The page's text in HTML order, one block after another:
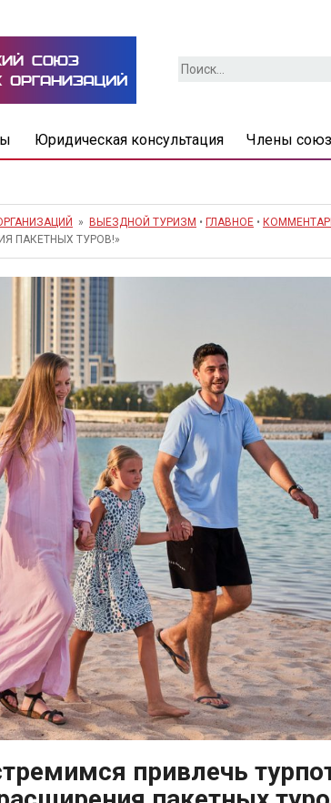
Найти:
Юридическая консультация Члены
» ВЫЕЗДНОЙ ТУРИЗМ • ГЛАВНОЕ •
ПАКЕТНЫХ ТУРОВ!»
привлечь